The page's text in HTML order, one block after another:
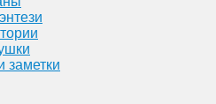
заметки